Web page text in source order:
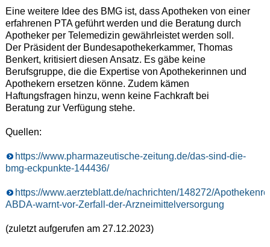
Eine weitere Idee des BMG ist, dass Apotheken von einer
erfahrenen PTA geführt werden und die Beratung durch
Apotheker per Telemedizin gewährleistet werden soll.
Der Präsident der Bundesapothekerkammer, Thomas
Benkert, kritisiert diesen Ansatz. Es gäbe keine
Berufsgruppe, die die Expertise von Apothekerinnen und
Apothekern ersetzen könne. Zudem kämen
Haftungsfragen hinzu, wenn keine Fachkraft bei
Beratung zur Verfügung stehe.
Quellen:
https://www.pharmazeutische-zeitung.de/das-sind-die-
bmg-eckpunkte-144436/
https://www.aerzteblatt.de/nachrichten/148272/
ABDA-warnt-vor-Zerfall-der-Arzneimittelversorgung
(zuletzt aufgerufen am 27.12.2023)